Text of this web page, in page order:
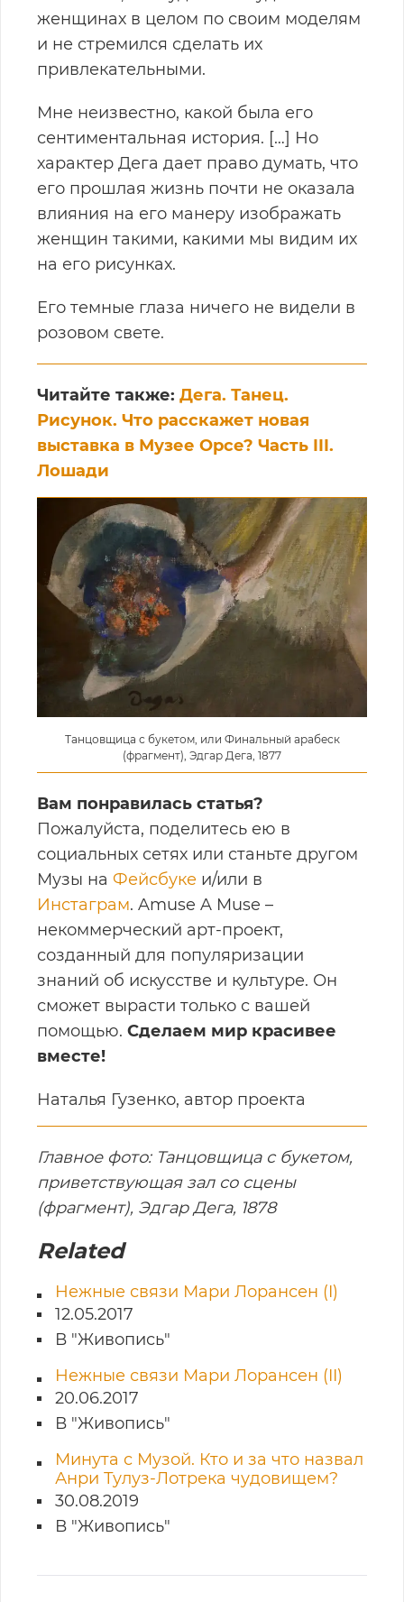
женщинах в целом по своим моделям
и не стремился сделать их
привлекательными.
Мне неизвестно, какой была его
сентиментальная история. […] Но
характер Дега дает право думать, что
его прошлая жизнь почти не оказала
влияния на его манеру изображать
женщин такими, какими мы видим их
на его рисунках.
Его темные глаза ничего не видели в
розовом свете.
Читайте также: Дега. Танец.
Рисунок. Что расскажет новая
выставка в Музее Орсе? Часть III.
Лошади
Танцовщица с букетом, или Финальный арабеск
(фрагмент), Эдгар Дега, 1877
Вам понравилась статья?
Пожалуйста, поделитесь ею в
социальных сетях или станьте другом
Музы на Фейсбуке и/или в
Инстаграм. Amuse A Muse –
некоммерческий арт-проект,
созданный для популяризации
знаний об искусстве и культуре. Он
сможет вырасти только с вашей
помощью. Сделаем мир красивее
вместе!
Наталья Гузенко, автор проекта
Главное фото: Танцовщица с букетом,
приветствующая зал со сцены
(фрагмент), Эдгар Дега, 1878
Related
Нежные связи Мари Лорансен (I)
12.05.2017
В "Живопись"
Нежные связи Мари Лорансен (II)
20.06.2017
В "Живопись"
Минута с Музой. Кто и за что назвал
Анри Тулуз-Лотрека чудовищем?
30.08.2019
В "Живопись"